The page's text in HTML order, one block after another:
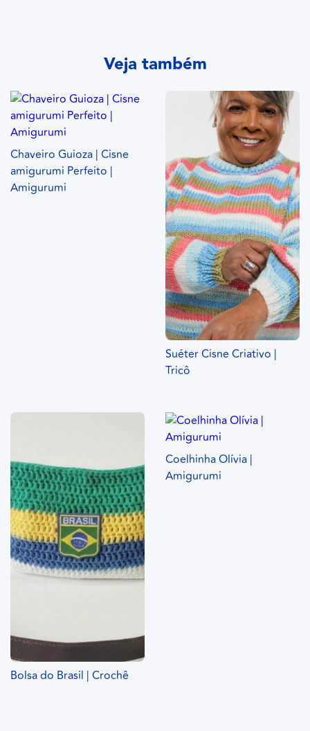
Veja também
Chaveiro Guioza | Cisne
amigurumi Perfeito |
Amigurumi
Suéter Cisne Criativo |
Tricô
Bolsa do Brasil | Crochê
Coelhinha Olívia |
Amigurumi